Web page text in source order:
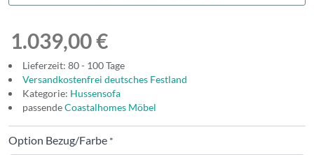
1.039,00 €
Lieferzeit: 80 - 100 Tage
Versandkostenfrei deutsches Festland
Kategorie: Hussensofa
passendeCoastalhomes Möbel
Option Bezug/Farbe *